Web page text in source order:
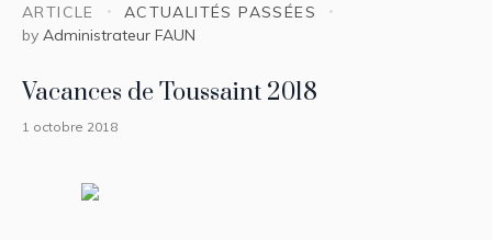
ARTICLE
ACTUALITÉS PASSÉES
by Administrateur FAUN
Vacances de Toussaint 2018
1 octobre 2018